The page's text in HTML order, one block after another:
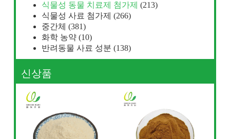
식물성 동물 치료제 첨가제 (213)
식물성 사료 첨가제 (266)
중간체 (381)
화학 농약 (10)
반려동물 사료 성분 (138)
신상품